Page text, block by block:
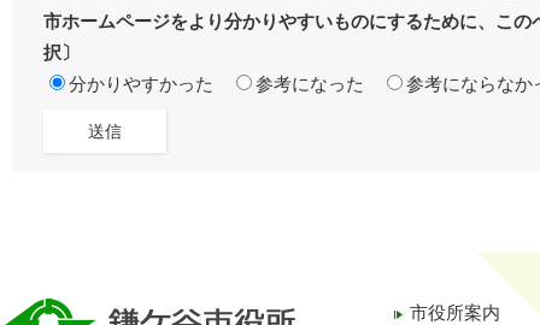
市ホームページをより分かりやすいものにするために、こ
択〕
分かりやすかった
参考になった 参考にならなか
市役所案内